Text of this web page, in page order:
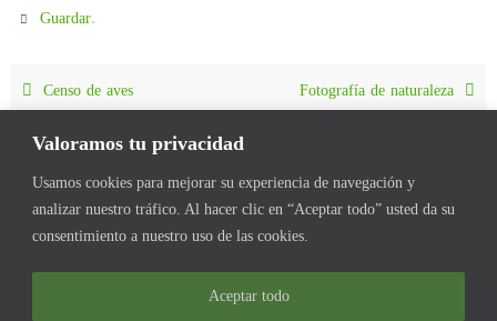
Valoramos tu privacidad
Usamos cookies para mejorar su experiencia de navegación y
analizar nuestro tráfico. Al hacer clic en “Aceptar todo” usted da su
consentimiento a nuestro uso de las cookies.
Aceptar todo
Guardar.
Censo de aves Fotografía de naturaleza
INICIO FORMACIÓN QUIENES SOMOS
CALENDARIO EN LOS MEDIOS